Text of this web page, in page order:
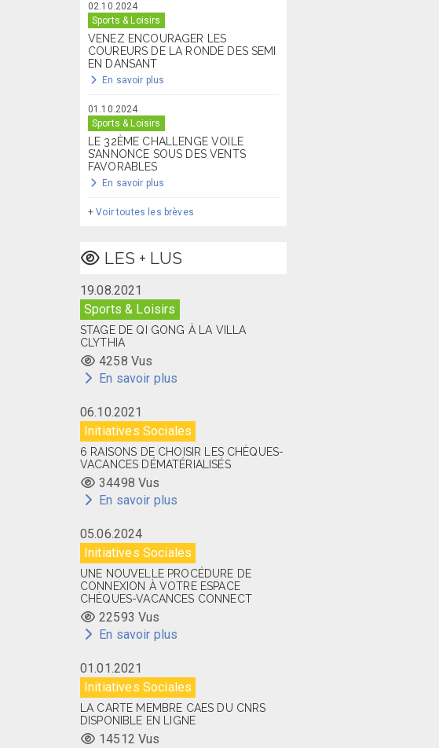
02.10.2024
Sports & Loisirs
VENEZ ENCOURAGER LES
COUREURS DE LA RONDE DES SEMI
EN DANSANT
En savoir plus
01.10.2024
Sports & Loisirs
LE 32ÈME CHALLENGE VOILE
S’ANNONCE SOUS DES VENTS
FAVORABLES
En savoir plus
+Voir toutes les brèves
LES + LUS
19.08.2021
Sports & Loisirs
STAGE DE QI GONG À LA VILLA
CLYTHIA
4258 Vus
En savoir plus
06.10.2021
Initiatives Sociales
6 RAISONS DE CHOISIR LES CHÈQUES-
VACANCES DÉMATÉRIALISÉS
34498 Vus
En savoir plus
05.06.2024
Initiatives Sociales
UNE NOUVELLE PROCÉDURE DE
CONNEXION À VOTRE ESPACE
CHÈQUES-VACANCES CONNECT
22593 Vus
En savoir plus
01.01.2021
Initiatives Sociales
LA CARTE MEMBRE CAES DU CNRS
DISPONIBLE EN LIGNE
14512 Vus